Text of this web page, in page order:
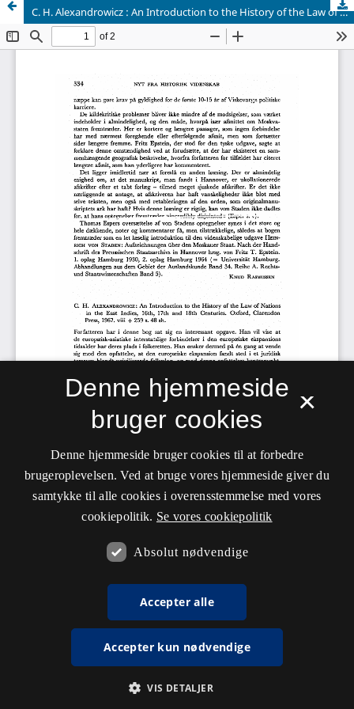
C. H. Alexandrowicz : An Introduction to the History of the Law of Nations in the East Indies, 16th, 17th and 18th Centuries. Oxford, Clarendon Press, 1967. viii + 259 s. 48 sh.
×
Denne hjemmeside
bruger cookies
Denne hjemmeside bruger cookies til at forbedre
brugeroplevelsen. Ved at bruge vores hjemmeside giver du
samtykke til alle cookies i overensstemmelse med vores
cookiepolitik. Se vores cookiepolitik
Absolut nødvendige
Accepter alle
Accepter kun nødvendige
VIS DETALJER